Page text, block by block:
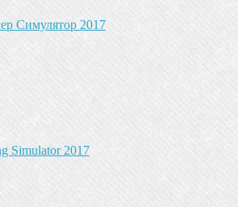
Симулятор 2017
Simulator 2017